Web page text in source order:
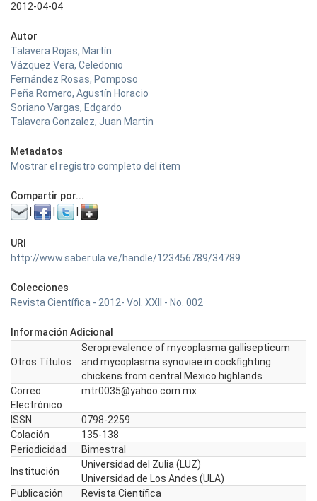
2012-04-04
Autor
Talavera Rojas, Martín
Vázquez Vera, Celedonio
Fernández Rosas, Pomposo
Peña Romero, Agustín Horacio
Soriano Vargas, Edgardo
Talavera Gonzalez, Juan Martin
Metadatos
Mostrar el registro completo del ítem
Compartir por...
URI
http://www.saber.ula.ve/handle/123456789/34789
Colecciones
Revista Científica - 2012- Vol. XXII - No. 002
Información Adicional
Otros Títulos
Seroprevalence of mycoplasma gallisepticum
and mycoplasma synoviae in cockfighting
chickens from central Mexico highlands
Correo
Electrónico
mtr0035@yahoo.com.mx
ISSN
0798-2259
Colación
135-138
Periodicidad
Bimestral
Institución
Universidad del Zulia (LUZ)
Universidad de Los Andes (ULA)
Publicación
Revista Científica